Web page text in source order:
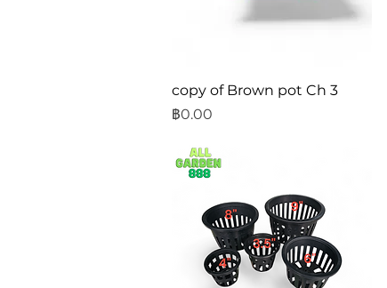
ดูข้อมูลด่วน
copy of Brown pot Ch 3
ราคา
฿0.00